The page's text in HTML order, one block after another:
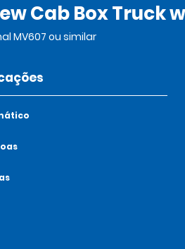
Cab Box Truck
MV607 ou similar